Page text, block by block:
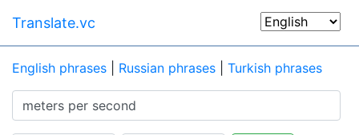
Translate.vc
English phrases Russian phrases Turkish phrases